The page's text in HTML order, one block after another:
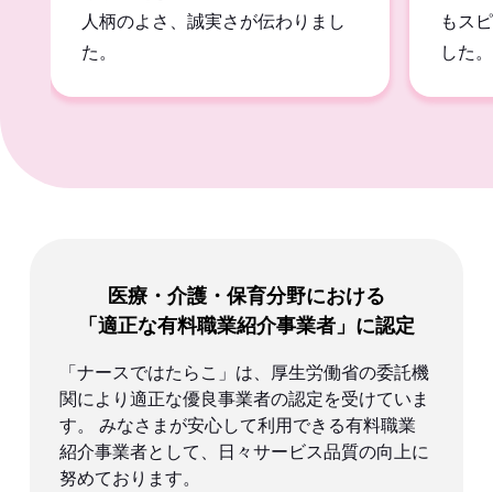
人柄のよさ、誠実さが伝わりまし
た。
もス
した。
医療・介護・保育分野における
「適正な有料職業紹介事業者」に認定
「ナースではたらこ」は、厚生労働省の委託機
関により適正な優良事業者の認定を受けていま
す。
みなさまが安心して利用できる有料職業
紹介事業者として、日々サービス品質の向上に
努めております。